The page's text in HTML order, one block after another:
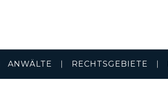
ANWÄLTE RECHTSGEBIETE